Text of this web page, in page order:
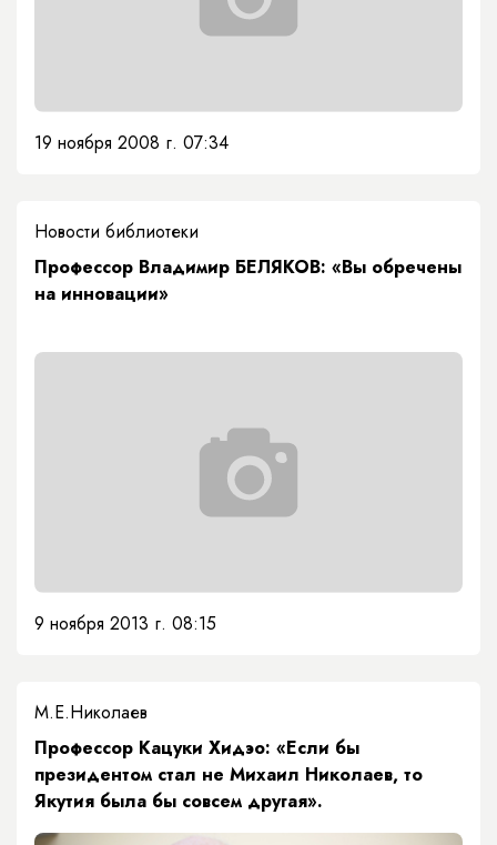
19 ноября 2008 г. 07:34
Новости библиотеки
Профессор Владимир БЕЛЯКОВ: «Вы обречены
на инновации»
9 ноября 2013 г. 08:15
М.Е.Николаев
Профессор Кацуки Хидэо: «Если бы
президентом стал не Михаил Николаев, то
Якутия была бы совсем другая».